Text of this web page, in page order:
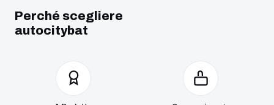
Perché scegliere
autocitybat